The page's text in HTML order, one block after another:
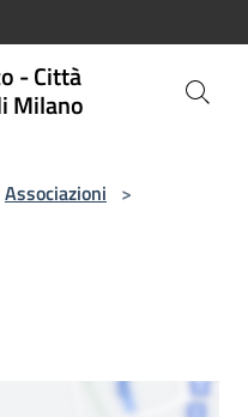
- Città
Milano
Associazioni >